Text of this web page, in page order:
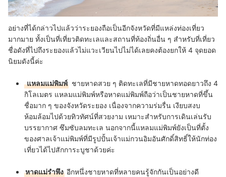
อย่างที่ได้กล่าวไปแล้วว่าระยองถือเป็นอีกจังหวัดที่มีแหล่งท่องเที่ยว
มากมาย ทั้งเป็นที่เที่ยวติดทะเลและสถานที่ท้องถิ่นอื่น ๆ สำหรับที่เที่ยว
ชื่อดังที่ไปถึงระยองแล้วไม่แวะเวียนไปไม่ได้เลยคงต้องยกให้ 4 จุดยอด
นิยมดังนี้ค่ะ
แหลมแม่พิมพ์ ชายหาดสวย ๆ ติดทะเลที่มีชายหาดทอดยาวถึง 4
กิโลเมตร แหลมแม่พิมพ์หรือหาดแม่พิมพ์ถือว่าเป็นชายหาดที่ขึ้น
ชื่อมาก ๆ ของจังหวัดระยอง เนื่องจากความร่มรื่น เงียบสงบ
ห้อมล้อมไปด้วยทิวทัศน์ที่สวยงาม เหมาะสำหรับการเดินเล่นรับ
บรรยากาศ ซึมซับลมทะเล นอกจากนี้แหลมแม่พิมพ์ยังเป็นที่ตั้ง
ของศาลเจ้าแม่พิมพ์ที่มีรูปปั้นเจ้าแม่กวนอิมอันศักดิ์สิทธิ์ให้นักท่อง
เที่ยวได้ไปสักการะบูชาด้วยค่ะ
หาดแม่รำพึง อีกหนึ่งชายหาดที่หลายคนรู้จักกันเป็นอย่างดี